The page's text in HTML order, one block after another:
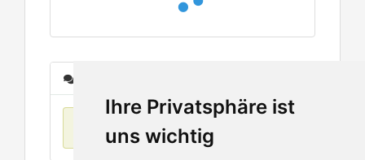
Ihre Privatsphäre ist
uns wichtig